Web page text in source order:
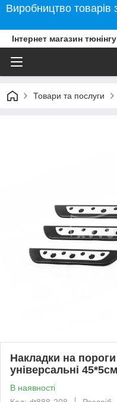
Виробництво товарів
Інтернет магазин
Товари та послуги
Накладки на
універсальні
В наявності